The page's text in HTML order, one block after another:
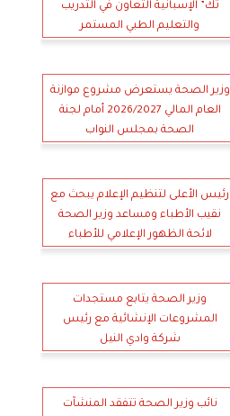
تك” الإسبانية التعاون في التدريب
والتعليم الطبي المستمر
وزير الصحة يستعرض مشروع موازنة
العام المالي 2026/2027 أمام لجنة
الصحة بمجلس النواب
رئيس الأعلى لتنظيم الإعلام يبحث مع
نقيب الأطباء ومساعد وزير الصحة
لائحة الظهور الإعلامي للأطباء
وزير الصحة يتابع مستجدات
المشروعات الإنشائية مع رئيس
شركة وادي النيل
نائب وزير الصحة تتفقد المنشآت